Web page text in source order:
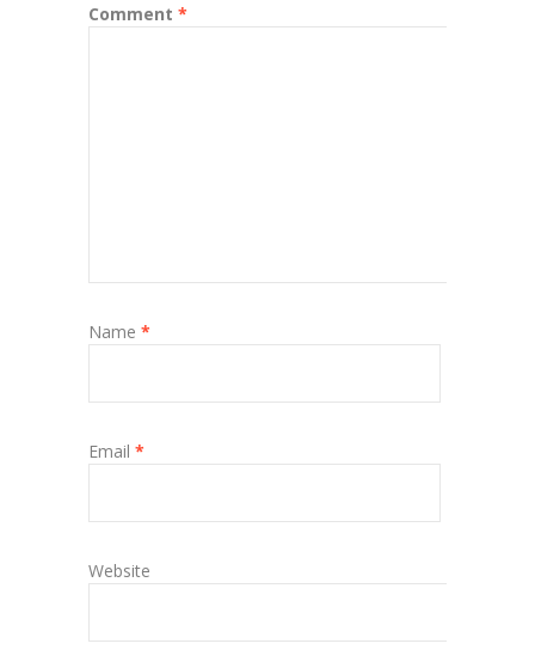
Comment *
Name *
Email *
Website